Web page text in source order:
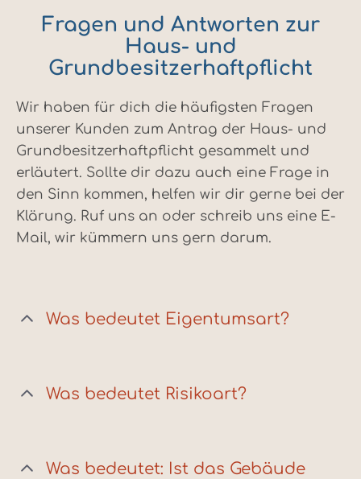
Fragen und Antworten zur
Haus- und
Grundbesitzerhaftpflicht
Wir haben für dich die häufigsten Fragen
unserer Kunden zum Antrag der Haus- und
Grundbesitzerhaftpflicht gesammelt und
erläutert. Sollte dir dazu auch eine Frage in
den Sinn kommen, helfen wir dir gerne bei der
Klärung. Ruf uns an oder schreib uns eine E-
Mail, wir kümmern uns gern darum.
Was bedeutet Eigentumsart?
Was bedeutet Risikoart?
Was bedeutet: Ist das Gebäude